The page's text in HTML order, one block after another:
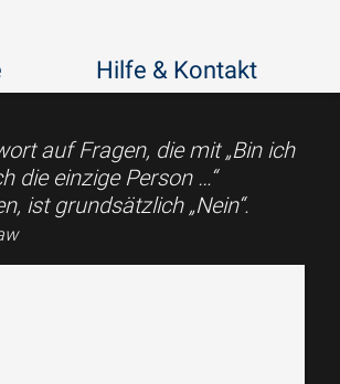
Hilfe & Kontakt
auf Fragen, die mit „Bin ich
die einzige Person …“
ist grundsätzlich „Nein“.